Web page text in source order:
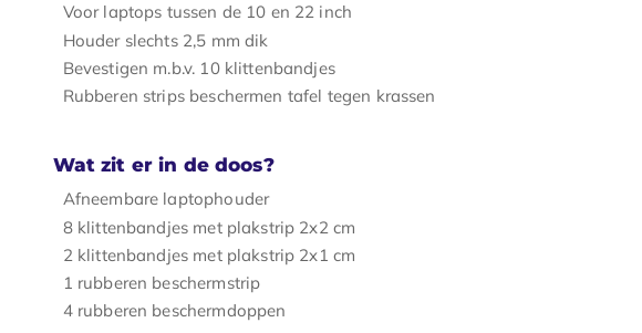
Voor laptops tussen de 10 en 22 inch
Houder slechts 2,5 mm dik
Bevestigen m.b.v. 10 klittenbandjes
Rubberen strips beschermen tafel tegen krassen
Wat zit er in de doos?
Afneembare laptophouder
8 klittenbandjes met plakstrip 2x2 cm
2 klittenbandjes met plakstrip 2x1 cm
1 rubberen beschermstrip
4 rubberen beschermdoppen